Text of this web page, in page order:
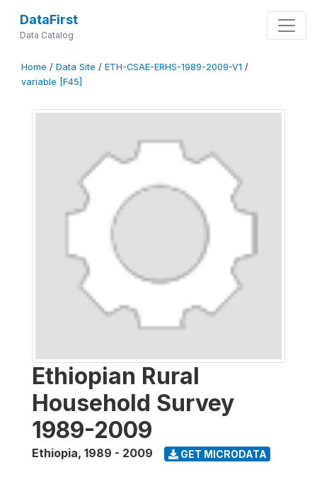
DataFirst
Data Catalog
Home / Data Site / ETH-CSAE-ERHS-1989-2009-V1 /
variable [F45]
Ethiopian Rural
Household Survey
1989-2009
Ethiopia, 1989 - 2009 GET MICRODATA